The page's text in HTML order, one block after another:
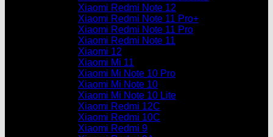
Xiaomi Redmi Note 12
Xiaomi Redmi Note 11 Pro+
Xiaomi Redmi Note 11 Pro
Xiaomi Redmi Note 11
Xiaomi 12
Xiaomi Mi 11
Xiaomi Mi Note 10 Pro
Xiaomi Mi Note 10
Xiaomi Mi Note 10 Lite
Xiaomi Redmi 12C
Xiaomi Redmi 10C
Xiaomi Redmi 9